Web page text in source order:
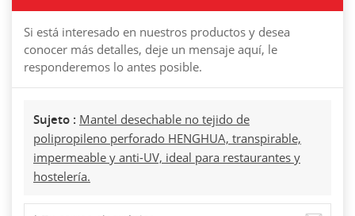
Si está interesado en nuestros productos y desea
conocer más detalles, deje un mensaje aquí, le
responderemos lo antes posible.
Sujeto : Mantel desechable no tejido de
polipropileno perforado HENGHUA, transpirable,
impermeable y anti-UV, ideal para restaurantes y
hostelería.